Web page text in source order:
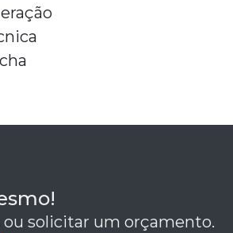
solicitar um orçamento.